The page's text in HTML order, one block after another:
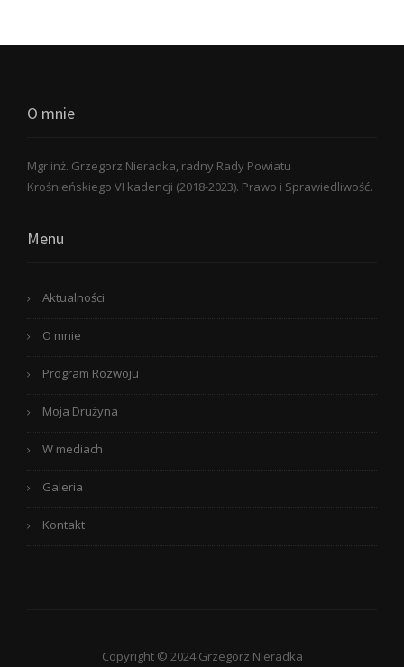
O mnie
Mgr inż. Grzegorz Nieradka, radny Rady Powiatu
Krośnieńskiego VI kadencji (2018-2023). Prawo i Sprawiedliwość.
Menu
Aktualności
O mnie
Program Rozwoju
Moja Drużyna
W mediach
Galeria
Kontakt
Copyright © 2024 Grzegorz Nieradka